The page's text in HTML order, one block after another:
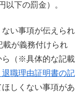
以下の罰金）。
い事項が伝えられ
載が義務付けられ
ら（※具体的な記載
職理由証明書の記
ほしくない事項があ